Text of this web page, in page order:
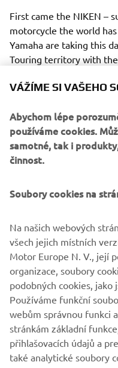
First came the NIKEN –
motorcycle the world
Yamaha are taking this
Touring territory with the
Tourer gives you high
luxury comfort seat. Side
plenty of luggage
the NIKEN GT comes
12V outlets. Together
leaning front wheels
for every season.
DISCOVER
VÁŽÍME SI VAŠEHO
Abychom lépe
používáme cookies.
samotné, tak i
činnost.
Soubory cookies na
Na našich webových
všech jejich místních
Motor Europe N. V., její
organizace, soubory
podobných cookies, jako
Používáme funkční
webům správnou funkci
stránkám základní
přihlašovacích údajů a
také analytické soubory